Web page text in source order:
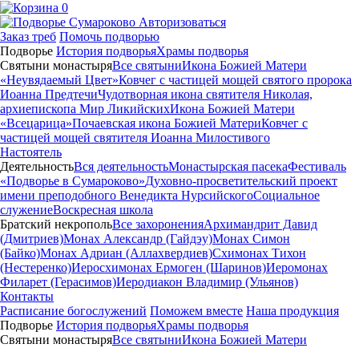
0
Авторизоваться
Заказ треб Помочь подворью
Подворье История подворьяХрамы подворья
Святыни монастыряВсе святыниИкона Божией Матери
«Неувядаемый Цвет»Ковчег с частицей мощей святого пророка
Иоанна ПредтечиЧудотворная икона святителя Николая,
архиепископа Мир ЛикийскихИкона Божией Матери
«Всецарица»Почаевская икона Божией МатериКовчег с
частицей мощей святителя Иоанна Милостивого
Настоятель
ДеятельностьВся деятельностьМонастырская пасекаФестиваль
«Подворье в Сумароково»Духовно-просветительский проект
имени преподобного Венедикта НурсийскогоСоциальное
служениеВоскресная школа
Братский некропольВсе захороненияАрхимандрит Давид
(Дмитриев)Монах Александр (Гайдэу)Монах Симон
(Байко)Монах Адриан (Аллахвердиев)Схимонах Тихон
(Нестеренко)Иеросхимонах Ермоген (Шаринов)Иеромонах
Филарет (Герасимов)Иеродиакон Владимир (Ульянов)
Контакты
Расписание богослужений Поможем вместе Наша продукция
Подворье История подворьяХрамы подворья
Святыни монастыряВсе святыниИкона Божией Матери